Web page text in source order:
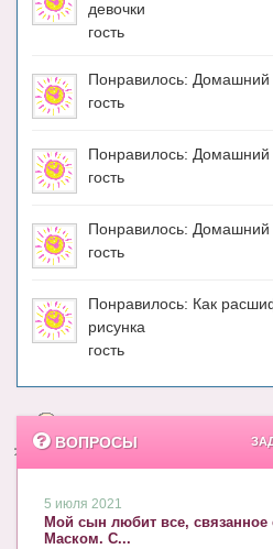
девочки
гость
Понравилось: Домашний
гость
Понравилось: Домашний
гость
Понравилось: Домашний
гость
Понравилось: Как
рисунка
гость
ВОПРОСЫ
5 июля 2021
Мой сын любит все,
Маском. С...